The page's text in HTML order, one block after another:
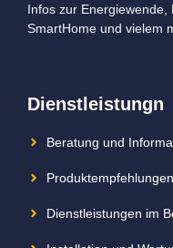
Infos zur Energiewende,
SmartHome und vielem
Dienstleistungn
Beratung und
Dienstleistungen im